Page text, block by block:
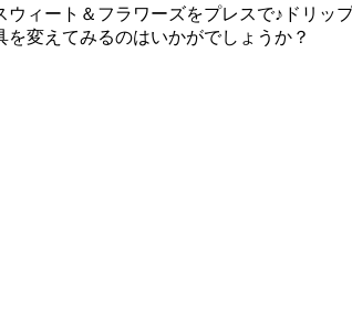
ウィート＆フラワーズをプレスで♪ドリ
変えてみるのはいかがでしょうか？